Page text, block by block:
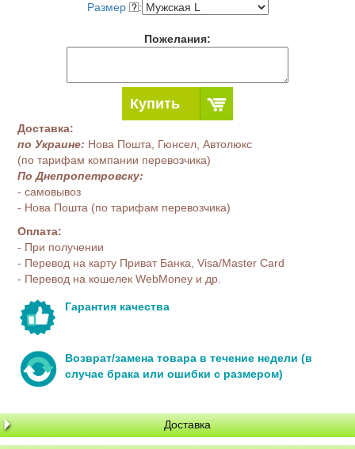
Размер
:
Пожелания:
Купить
Доставка:
по Украине: Нова Пошта, Гюнсел, Автолюкс
(по тарифам компании перевозчика)
По Днепропетровску:
- самовывоз
- Нова Пошта (по тарифам перевозчика)
Оплата:
- При получении
- Перевод на карту Приват Банка, Visa/Master Card
- Перевод на кошелек WebMoney и др.
Гарантия качества
Возврат/замена товара в течение недели (в
случае брака или ошибки с размером)
Доставка